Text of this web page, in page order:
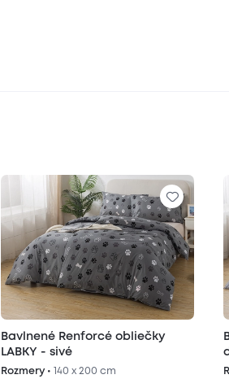
Bavlnené Renforcé obliečky
LABKY - sivé
Rozmery • 140 x 200 cm